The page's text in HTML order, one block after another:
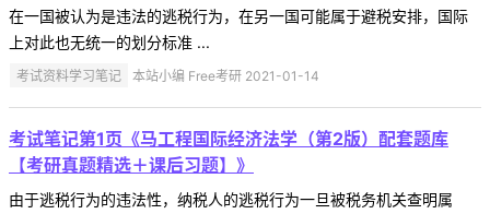
在一国被认为是违法的逃税行为，在另一国可能属于避税安排，国际
上对此也无统一的划分标准 ...
考试资料学习笔记 本站小编 Free考研 2021-01-14
考试笔记第1页《马工程国际经济法学（第2版）配套题库
【考研真题精选＋课后习题】》
由于逃税行为的违法性，纳税人的逃税行为一旦被税务机关查明属